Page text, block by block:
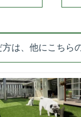
は、他にこちら